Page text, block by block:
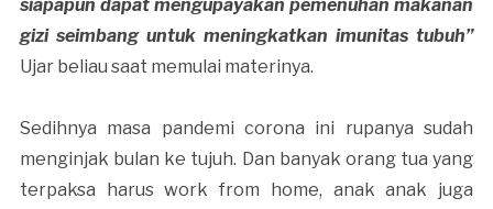
siapapun dapat mengupayakan pemenuhan makanan
gizi seimbang untuk meningkatkan imunitas tubuh”
Ujar beliau saat memulai materinya.
Sedihnya masa pandemi corona ini rupanya sudah
menginjak bulan ke tujuh. Dan banyak orang tua yang
terpaksa harus work from home, anak anak juga